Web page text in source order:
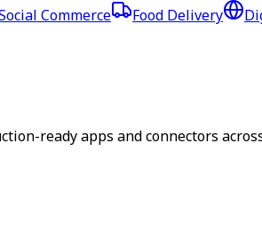
Commerce Food Delivery
ready apps and connectors